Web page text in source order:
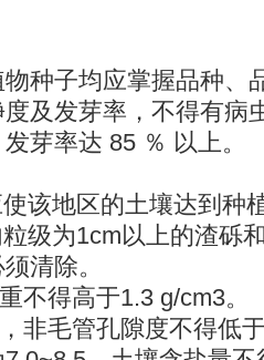
种子均应掌握品种、
及发芽率，不得有病
芽率达 85 ％ 以上。
该地区的土壤达到种
级为1cm以上的渣砾
清除。
不得高于1.3 g/cm3。
非毛管孔隙度不得低